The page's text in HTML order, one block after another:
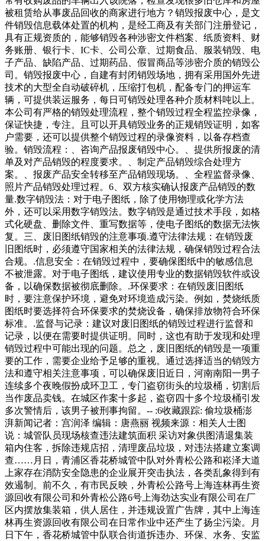
被租赁给从事废品回收的商家进行地方？销毁报废中心，是文
件销毁信息载体处置的机构，是经工商及有关部门注册登记，
具有正规资质的，能够销毁各种涉密文件档案、纸质资料、财
务账册、银行卡、IC卡、公司公章、过期食品、服装销毁、电
子产品、缺陷产品、过期药品、假冒商品等涉密介质的销毁公
司。销毁报废中心，自建有封闭销毁场地，拥有采用国外先进
技术的大型全自动破碎机，压缩打包机，配备专门的押运车
辆，可提供装运服务，每日可销毁处理各种介质材料吨以上。
本公司有严格的销毁处理流程，整个销毁过程全程监控录像，
保证快捷，专注。且可以开具销毁业务的正规销毁证明，如客
户需要，还可以提供整个销毁过程的录像资料，以备存档查
验。销毁流程：、咨询产品报废销毁中心。、提供所报废的清
单及对产品销毁的程度要求。、制定产品销毁综合处理方
案。、报废产品安全转移至产品销毁现场。、全程监督录像、
照片产品销毁处理过程。6、双方核实确认报废产品销毁的数
量.数字销毁法：对于电子图纸，除了使用物理或化学方法
外，还可以采用数字销毁法。数字销毁是通过技术手段，如格
式化硬盘、删除文件、重写数据等，使电子图纸的数据无法恢
复。三、废旧图纸销毁的注意事项.遵守法律法规：在销毁废
旧图纸时，必须遵守国家相关的法律法规，确保销毁过程合法
合规。.信息安全：在销毁过程中，要确保图纸中的敏感信息
不被泄露。对于电子图纸，建议使用专业的数据销毁软件或设
备，以确保数据被彻底删除。.环保要求：在销毁废旧图纸
时，要注意保护环境，避免对环境造成污染。例如，焚烧纸质
图纸时要选择符合环保要求的焚烧设备，确保排放物符合环保
标准。.监督与记录：建议对废旧图纸的销毁过程进行监督和
记录，以便在需要时提供证明。同时，这也有助于发现和处理
销毁过程中可能出现的问题。总之，废旧图纸的销毁是一项重
要的工作，需要企业给予足够的重视。通过选择适当的销毁方
法和遵守相关注意事项，可以确保废旧近日，河南南阳一男子
连续多个夜晚假扮成环卫工，专门盗窃街头的垃圾桶，切割后
当作废品卖钱。在城区作案十多起，盗窃四十多个垃圾桶引发
多次警情后，该男子被刑事拘留。-- :6收藏跟踪: 偷垃圾桶澎
湃新闻记者：宫润泽 编辑：唐燕丽 视频来源：相关人士图
说：城管队员现场核查违法建筑面积 采访对象供图清退集装
箱内住客，拆除违规店招，清理废品垃圾，对违法搭建立案调
查……月日，青浦区香花桥城管中队对外青松公路和崧泽大道
上家存在消防安全隐患的企业展开突击执法，各类乱象得到有
效遏制。前不久，有市民反映，外青松公路号上海连林再生资
源回收有限公司和外青松公路6号上海劲达实业有限公司在厂
区内摆放集装箱，供人居住，并违规设置广告牌，其中上海连
林再生资源回收有限公司在日常作业中还产生了扬尘污染。月
日下午，香花桥城管中队联合街道拆违办、环保、水务、安监